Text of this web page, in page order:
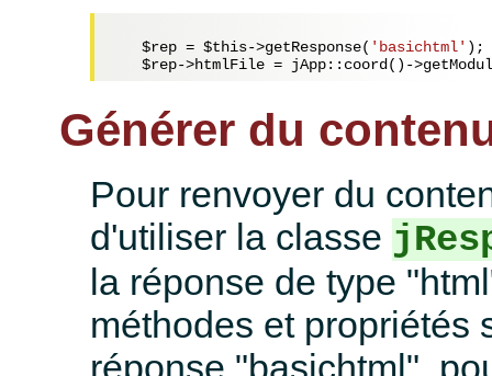
$rep = $this->getResponse( 'basichtml' );
$rep->htmlFile = jApp::coord()-
Générer du
Pour renvoyer du
d'utiliser la classe
la réponse de type
méthodes et propriétés
réponse "basichtml",